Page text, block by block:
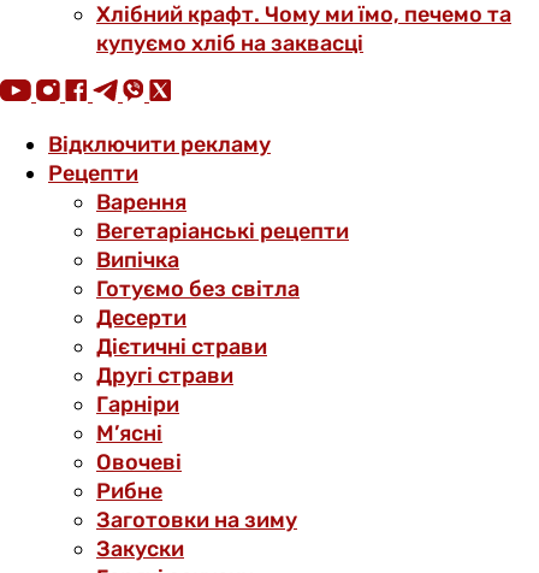
Хлібний крафт. Чому ми їмо, печемо та
купуємо хліб на заквасці
Відключити рекламу
Рецепти
Варення
Вегетаріанські рецепти
Випічка
Готуємо без світла
Десерти
Дієтичні страви
Другі страви
Гарніри
М’ясні
Овочеві
Рибне
Заготовки на зиму
Закуски